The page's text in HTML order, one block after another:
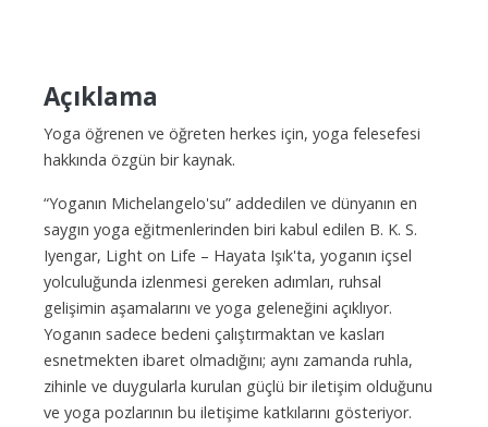
Açıklama
Yoga öğrenen ve öğreten herkes için, yoga felesefesi
hakkında özgün bir kaynak.
“Yoganın Michelangelo'su” addedilen ve dünyanın en
saygın yoga eğitmenlerinden biri kabul edilen B. K. S.
Iyengar, Light on Life – Hayata Işık'ta, yoganın içsel
yolculuğunda izlenmesi gereken adımları, ruhsal
gelişimin aşamalarını ve yoga geleneğini açıklıyor.
Yoganın sadece bedeni çalıştırmaktan ve kasları
esnetmekten ibaret olmadığını; aynı zamanda ruhla,
zihinle ve duygularla kurulan güçlü bir iletişim olduğunu
ve yoga pozlarının bu iletişime katkılarını gösteriyor.